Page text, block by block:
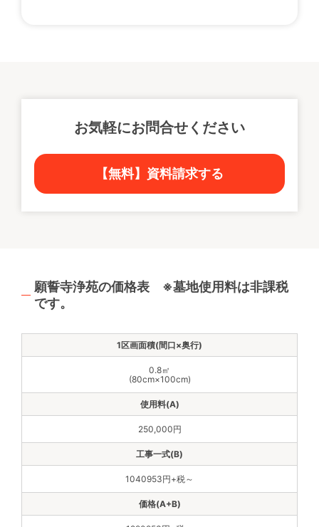
お気軽にお問合せください
【無料】資料請求する
願誓寺浄苑の価格表 ※墓地使用料は非課税
です。
0.8㎡
(80cm×100cm)
250,000円
1040953円+税～